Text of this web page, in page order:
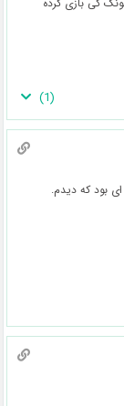
(
1
)
بود که دیدم.